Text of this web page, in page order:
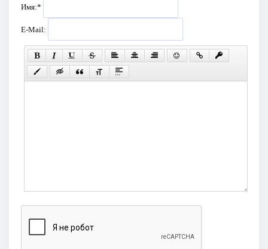
Имя:*
E-Mail: